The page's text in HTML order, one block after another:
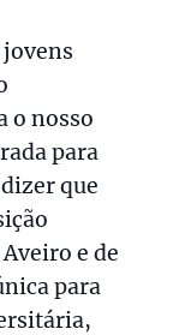
o nosso
para
que
e de
para